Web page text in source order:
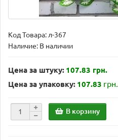
Код Товара: л-367
Наличие: В наличии
Цена за штуку: 107.83 грн.
Цена за упаковку: 107.83 грн.
В корзину